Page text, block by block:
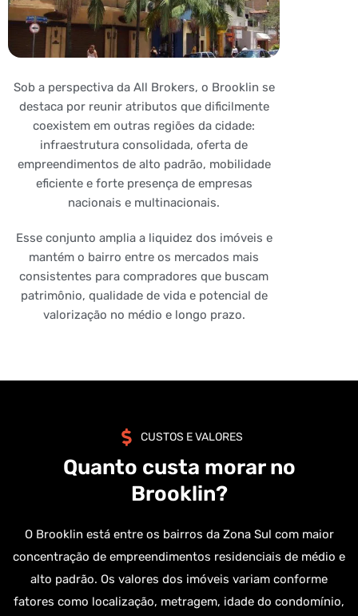
Sob a perspectiva da All Brokers, o Brooklin se
destaca por reunir atributos que dificilmente
coexistem em outras regiões da cidade:
infraestrutura consolidada, oferta de
empreendimentos de alto padrão, mobilidade
eficiente e forte presença de empresas
nacionais e multinacionais.
Esse conjunto amplia a liquidez dos imóveis e
mantém o bairro entre os mercados mais
consistentes para compradores que buscam
patrimônio, qualidade de vida e potencial de
valorização no médio e longo prazo.
CUSTOS E VALORES
Quanto custa morar no
Brooklin?
O Brooklin está entre os bairros da Zona Sul com maior
concentração de empreendimentos residenciais de médio e
alto padrão. Os valores dos imóveis variam conforme
fatores como localização, metragem, idade do condomínio,